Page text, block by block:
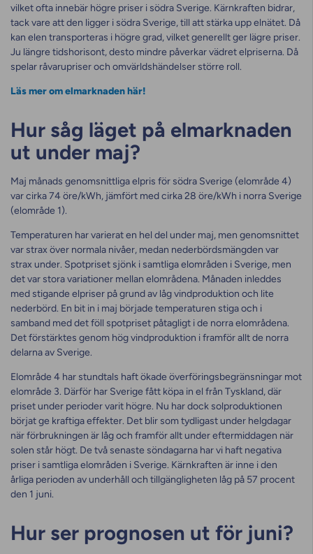
vilket ofta innebär högre priser i södra Sverige. Kärnkraften bidrar,
tack vare att den ligger i södra Sverige, till att stärka upp elnätet. Då
kan elen transporteras i högre grad, vilket generellt ger lägre priser.
Ju längre tidshorisont, desto mindre påverkar vädret elpriserna. Då
spelar råvarupriser och omvärldshändelser större roll.
Läs mer om elmarknaden här!
Hur såg läget på elmarknaden
ut under maj?
Maj månads genomsnittliga elpris för södra Sverige (elområde 4)
var cirka 74 öre/kWh, jämfört med cirka 28 öre/kWh i norra Sverige
(elområde 1).
Temperaturen har varierat en hel del under maj, men genomsnittet
var strax över normala nivåer, medan nederbördsmängden var
strax under. Spotpriset sjönk i samtliga elområden i Sverige, men
det var stora variationer mellan elområdena. Månaden inleddes
med stigande elpriser på grund av låg vindproduktion och lite
nederbörd. En bit in i maj började temperaturen stiga och i
samband med det föll spotpriset påtagligt i de norra elområdena.
Det förstärktes genom hög vindproduktion i framför allt de norra
delarna av Sverige.
Elområde 4 har stundtals haft ökade överföringsbegränsningar mot
elområde 3. Därför har Sverige fått köpa in el från Tyskland, där
priset under perioder varit högre. Nu har dock solproduktionen
börjat ge kraftiga effekter. Det blir som tydligast under helgdagar
när förbrukningen är låg och framför allt under eftermiddagen när
solen står högt. De två senaste söndagarna har vi haft negativa
priser i samtliga elområden i Sverige. Kärnkraften är inne i den
årliga perioden av underhåll och tillgängligheten låg på 57 procent
den 1 juni.
Hur ser prognosen ut för juni?